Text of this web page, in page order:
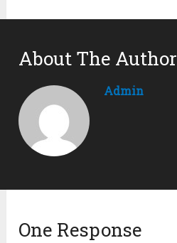
About The Author
Admin
One Response